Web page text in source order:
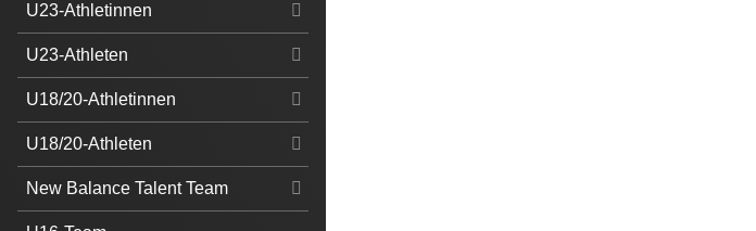
U23-Athletinnen
U23-Athleten
U18/20-Athletinnen
U18/20-Athleten
New Balance Talent Team